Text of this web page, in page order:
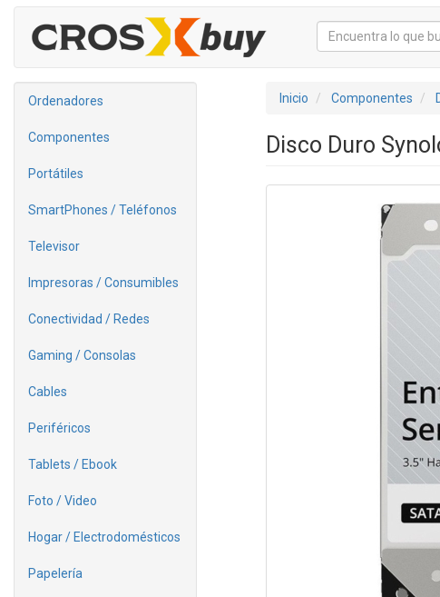
Ordenadores
Componentes
Portátiles
SmartPhones / Teléfonos
Televisor
Impresoras / Consumibles
Conectividad / Redes
Gaming / Consolas
Cables
Periféricos
Tablets / Ebook
Foto / Video
Hogar / Electrodomésticos
Papelería
Inicio Componentes
Disco Duro